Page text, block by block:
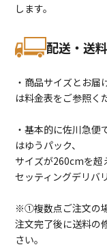
します。
配送・送
・商品サイズとお届
は料金表をご参照く
・基本的に佐川急
はゆうパック、
サイズが260cmを超
セッティングデリバ
※①複数点ご注文の
注文完了後に送料の
さい。